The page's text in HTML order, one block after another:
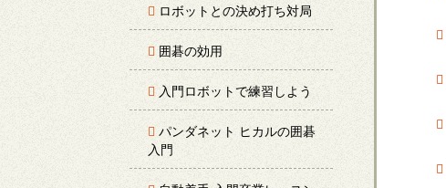
ロボットとの決め打ち対局
囲碁の効用
入門ロボットで練習しよう
パンダネット ヒカルの囲碁
入門